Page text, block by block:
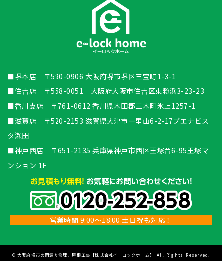
■堺本店 〒590-0906 大阪府堺市堺区三宝町1-3-1
■住吉店 〒558-0051 大阪府大阪市住吉区東粉浜3-23-23
■香川支店 〒761-0612 香川県木田郡三木町氷上1257-1
■滋賀店 〒520-2153 滋賀県大津市一里山6-2-17ブエナビス
タ瀬田
■神戸西店 〒651-2135 兵庫県神戸市西区王塚台6-95王塚マ
ンション 1F
営業時間 9:00～18:00 土日祝も対応！
©大阪府堺市の雨漏り修理、屋根工事【株式会社イーロックホーム】 All Rights Reserved.